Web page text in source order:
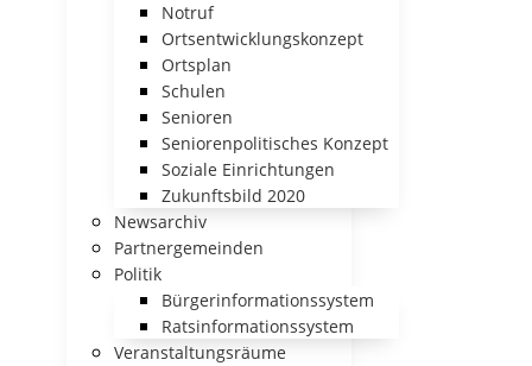
Notruf
Ortsentwicklungskonzept
Ortsplan
Schulen
Senioren
Seniorenpolitisches Konzept
Soziale Einrichtungen
Zukunftsbild 2020
Newsarchiv
Partnergemeinden
Politik
Bürgerinformationssystem
Ratsinformationssystem
Veranstaltungsräume